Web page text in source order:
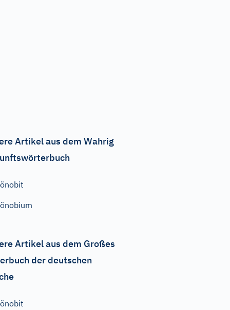
Artikel aus dem Wahrig
Artikel aus dem Großes
der deutschen